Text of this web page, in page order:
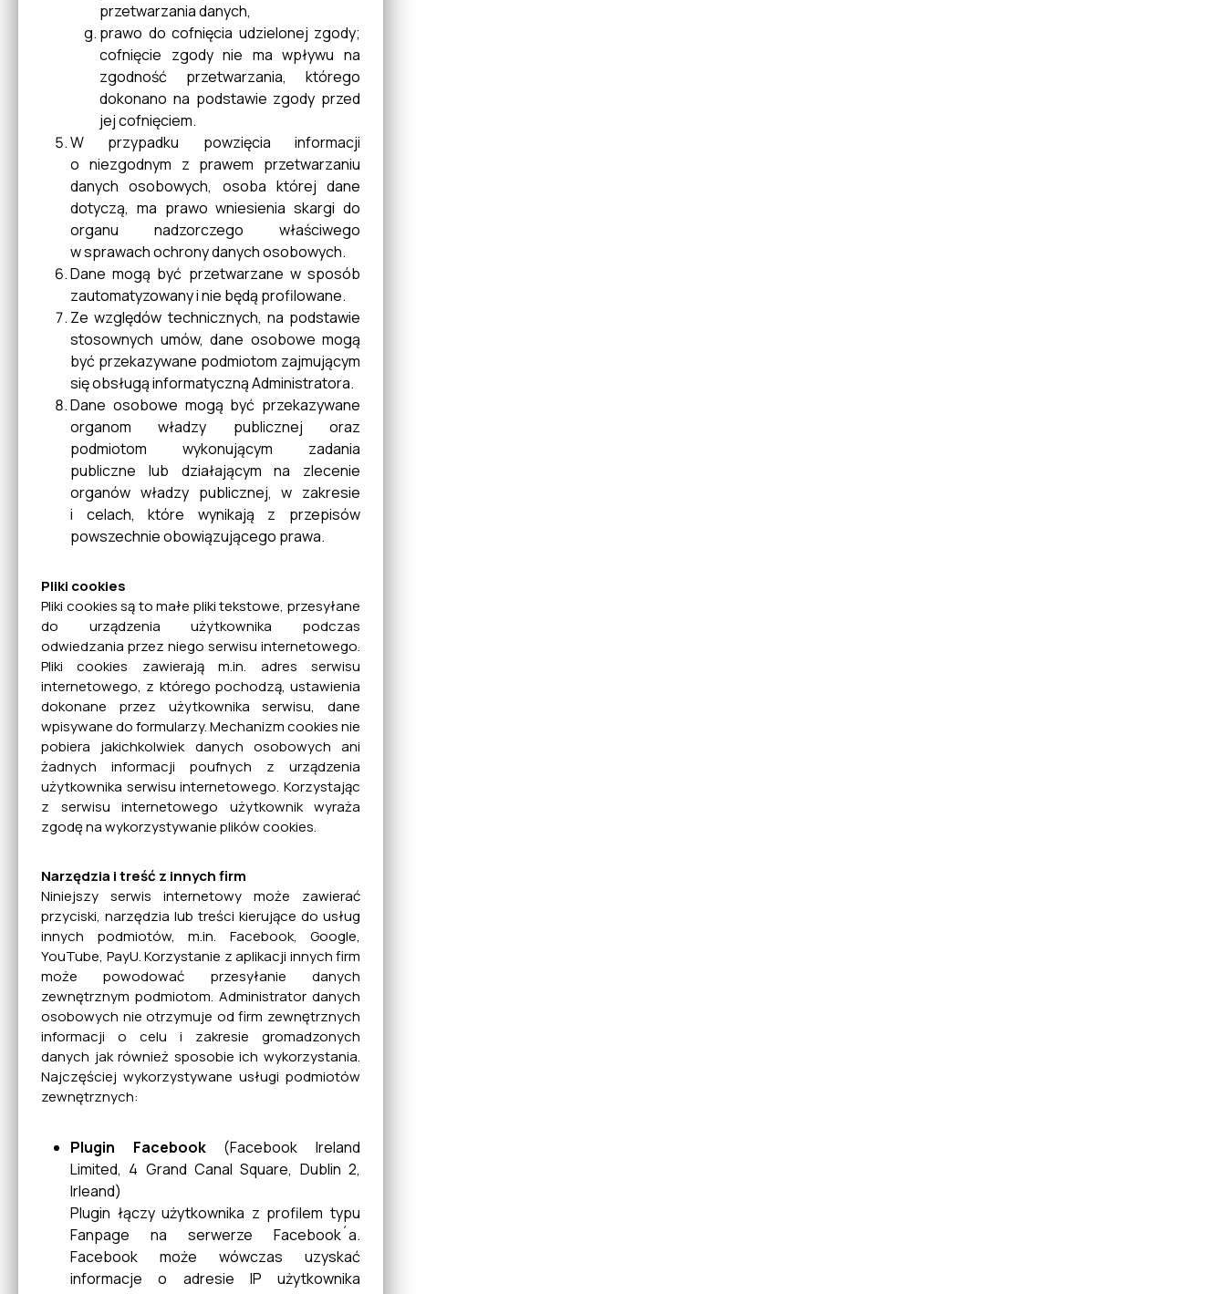
Trasy ścieżek rowerowych po
Roztoczu
Konsultacje
Sygnaliści
przetwarzania danych,
prawo do cofnięcia udzielonej zgody;
cofnięcie zgody nie ma wpływu na
zgodność przetwarzania, którego
dokonano na podstawie zgody przed
jej cofnięciem.
W przypadku powzięcia informacji
o niezgodnym z prawem przetwarzaniu
danych osobowych, osoba której dane
dotyczą, ma prawo wniesienia skargi do
organu nadzorczego właściwego
w sprawach ochrony danych osobowych.
Dane mogą być przetwarzane w sposób
zautomatyzowany i nie będą profilowane.
Ze względów technicznych, na podstawie
stosownych umów, dane osobowe mogą
być przekazywane podmiotom zajmującym
się obsługą informatyczną Administratora.
Dane osobowe mogą być przekazywane
organom władzy publicznej oraz
podmiotom wykonującym zadania
publiczne lub działającym na zlecenie
organów władzy publicznej, w zakresie
i celach, które wynikają z przepisów
powszechnie obowiązującego prawa.
Pliki cookies
Pliki cookies są to małe pliki tekstowe, przesyłane
do urządzenia użytkownika podczas
odwiedzania przez niego serwisu internetowego.
Pliki cookies zawierają m.in. adres serwisu
internetowego, z którego pochodzą, ustawienia
dokonane przez użytkownika serwisu, dane
wpisywane do formularzy. Mechanizm cookies nie
pobiera jakichkolwiek danych osobowych ani
żadnych informacji poufnych z urządzenia
użytkownika serwisu internetowego. Korzystając
z serwisu internetowego użytkownik wyraża
zgodę na wykorzystywanie plików cookies.
Narzędzia i treść z innych firm
Niniejszy serwis internetowy może zawierać
przyciski, narzędzia lub treści kierujące do usług
innych podmiotów, m.in. Facebook, Google,
YouTube, PayU. Korzystanie z aplikacji innych firm
może powodować przesyłanie danych
zewnętrznym podmiotom. Administrator danych
osobowych nie otrzymuje od firm zewnętrznych
informacji o celu i zakresie gromadzonych
danych jak również sposobie ich wykorzystania.
Najczęściej wykorzystywane usługi podmiotów
zewnętrznych:
Plugin Facebook(Facebook Ireland
Limited, 4 Grand Canal Square, Dublin 2,
Irleand)
Plugin łączy użytkownika z profilem typu
Fanpage na serwerze Facebook´a.
Facebook może wówczas uzyskać
informacje o adresie IP użytkownika